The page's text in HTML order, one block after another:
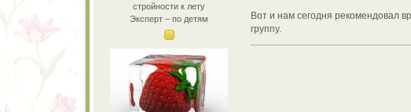
стройности к лету
Эксперт – по детям
Вот и нам сегодня рекомендовал
группу.